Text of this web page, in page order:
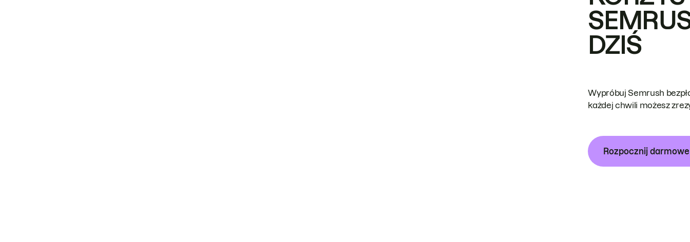
DZIŚ
Wypróbuj Semrush
każdej chwili możesz
Rozpocznij